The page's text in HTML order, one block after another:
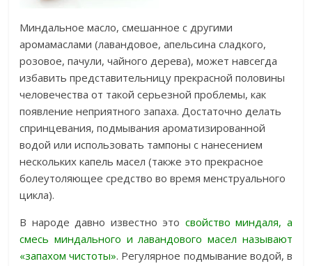
Миндальное масло, смешанное с другими
аромамаслами (лавандовое, апельсина сладкого,
розовое, пачули, чайного дерева), может навсегда
избавить представительницу прекрасной половины
человечества от такой серьезной проблемы, как
появление неприятного запаха. Достаточно делать
спринцевания, подмывания ароматизированной
водой или использовать тампоны с нанесением
нескольких капель масел (также это прекрасное
болеутоляющее средство во время менструального
цикла).
В народе давно известно это свойство миндаля, а
смесь миндального и лавандового масел называют
«запахом чистоты». Регулярное подмывание водой, в